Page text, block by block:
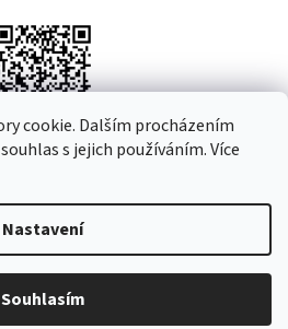
cookie. Dalším procházením
s jejich používáním. Více
Nastavení
Souhlasím
. Všechna práva vyhrazena.Upravit
cookies